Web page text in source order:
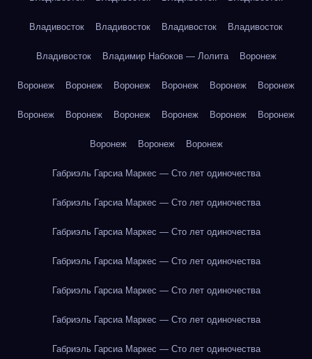
Владивосток Владивосток Владивосток Владивосток
Владивосток Владимир Набоков — Лолита Воронеж
Воронеж Воронеж Воронеж Воронеж Воронеж Воронеж
Воронеж Воронеж Воронеж Воронеж Воронеж Воронеж
Воронеж Воронеж Воронеж
Габриэль Гарсиа Маркес — Сто лет одиночества
Габриэль Гарсиа Маркес — Сто лет одиночества
Габриэль Гарсиа Маркес — Сто лет одиночества
Габриэль Гарсиа Маркес — Сто лет одиночества
Габриэль Гарсиа Маркес — Сто лет одиночества
Габриэль Гарсиа Маркес — Сто лет одиночества
Габриэль Гарсиа Маркес — Сто лет одиночества